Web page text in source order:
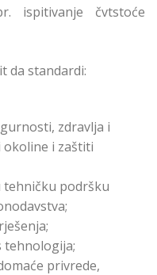
ispitivanje čvtstoće
da standardi:
zdravlja i
i zaštiti
tehničku podršku
tehnologija;
privrede,